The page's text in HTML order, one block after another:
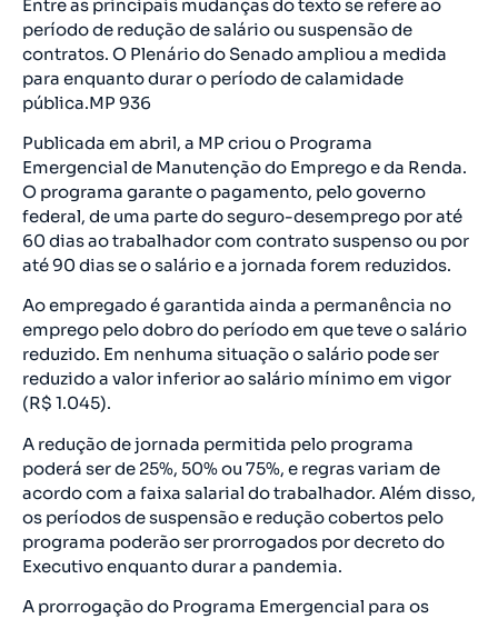
Entre as principais mudanças do texto se refere ao
período de redução de salário ou suspensão de
contratos. O Plenário do Senado ampliou a medida
para enquanto durar o período de calamidade
pública.MP 936
Publicada em abril, a MP criou o Programa
Emergencial de Manutenção do Emprego e da Renda.
O programa garante o pagamento, pelo governo
federal, de uma parte do seguro-desemprego por até
60 dias ao trabalhador com contrato suspenso ou por
até 90 dias se o salário e a jornada forem reduzidos.
Ao empregado é garantida ainda a permanência no
emprego pelo dobro do período em que teve o salário
reduzido. Em nenhuma situação o salário pode ser
reduzido a valor inferior ao salário mínimo em vigor
(R$ 1.045).
A redução de jornada permitida pelo programa
poderá ser de 25%, 50% ou 75%, e regras variam de
acordo com a faixa salarial do trabalhador. Além disso,
os períodos de suspensão e redução cobertos pelo
programa poderão ser prorrogados por decreto do
Executivo enquanto durar a pandemia.
A prorrogação do Programa Emergencial para os